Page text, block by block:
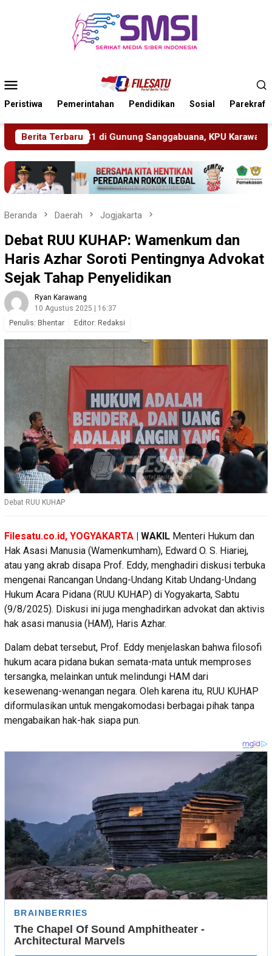
Mobile
Peristiwa Pemerintahan Pendidikan Sosial Parekraf
Berita Terbaru
KPU Karawang Jaga Stamina Menuju Pemilu 2029
Beranda Daerah Jogjakarta
Debat RUU KUHAP: Wamenkum dan
Haris Azhar Soroti Pentingnya Advokat
Sejak Tahap Penyelidikan
Ryan Karawang
10 Agustus 2025 | 16:37
Penulis: Bhentar Editor: Redaksi
Debat RUU KUHAP
Filesatu.co.id, YOGYAKARTA | WAKIL Menteri Hukum dan
Hak Asasi Manusia (Wamenkumham), Edward O. S. Hiariej,
atau yang akrab disapa Prof. Eddy, menghadiri diskusi terbuka
mengenai Rancangan Undang-Undang Kitab Undang-Undang
Hukum Acara Pidana (RUU KUHAP) di Yogyakarta, Sabtu
(9/8/2025). Diskusi ini juga menghadirkan advokat dan aktivis
hak asasi manusia (HAM), Haris Azhar.
Dalam debat tersebut, Prof. Eddy menjelaskan bahwa filosofi
hukum acara pidana bukan semata-mata untuk memproses
tersangka, melainkan untuk melindungi HAM dari
kesewenang-wenangan negara. Oleh karena itu, RUU KUHAP
diformulasikan untuk mengakomodasi berbagai pihak tanpa
mengabaikan hak-hak siapa pun.